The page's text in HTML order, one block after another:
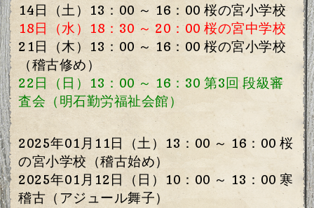
14日（土）13：00 ～ 16：00 桜の宮小学校
18日（水）18：30 ～ 20：00 桜の宮中学校
21日（木）13：00 ～ 16：00 桜の宮小学校
（稽古修め）
22日（日）13：00 ～ 16：30 第3回 段級審
査会（明石勤労福祉会館）
2025年01月11日（土）13：00 ～ 16：00 桜
の宮小学校（稽古始め）
2025年01月12日（日）10：00 ～ 13：00 寒
稽古（アジュール舞子）